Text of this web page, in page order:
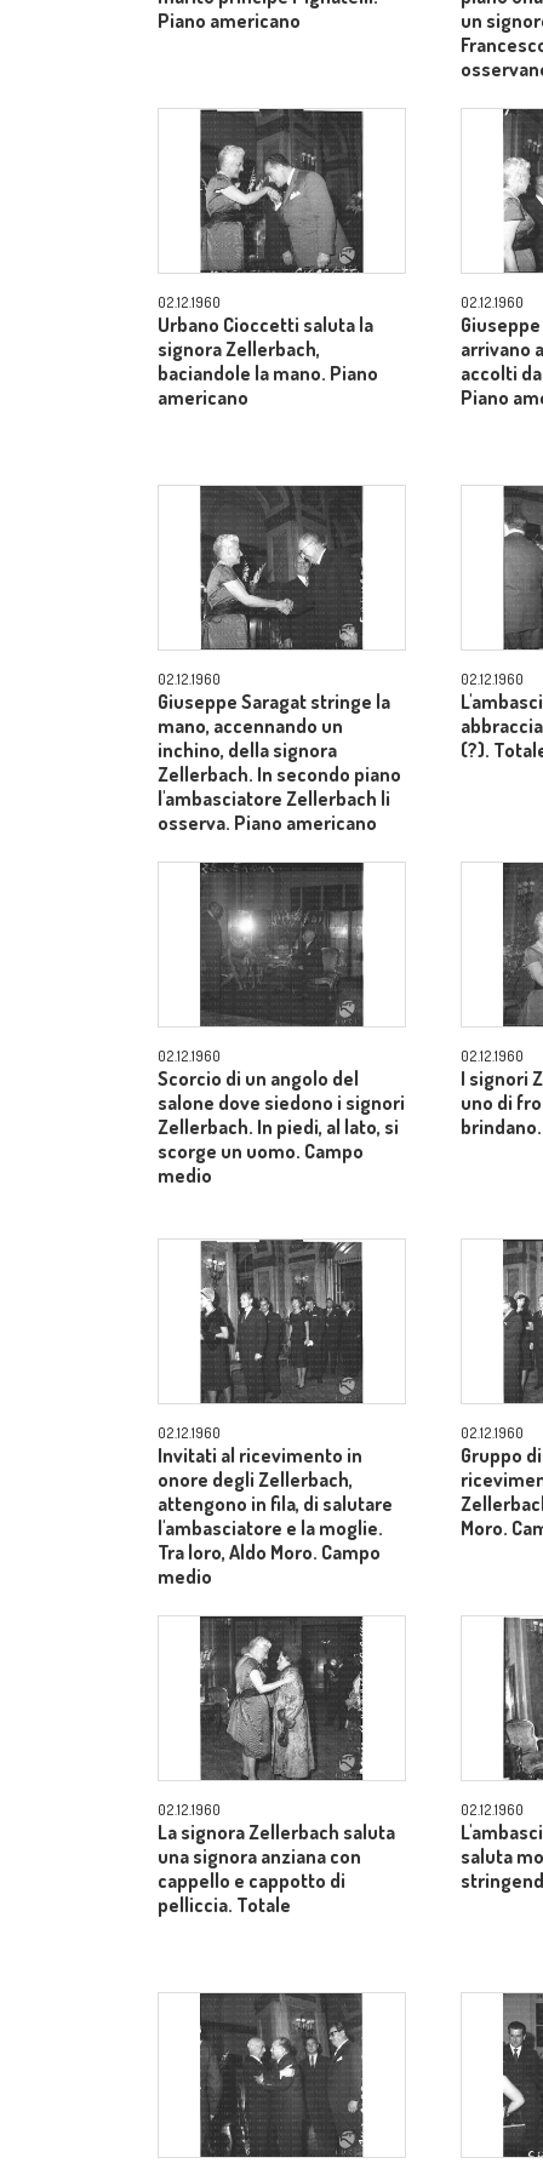
Piano americano
un
02.12.1960
Urbano Cioccetti saluta la
signora Zellerbach,
baciandole la mano. Piano
americano
02.12.1960
arrivano
accolti
Piano
02.12.1960
Giuseppe Saragat stringe la
mano, accennando un
inchino, della signora
Zellerbach. In secondo piano
l'ambasciatore Zellerbach li
osserva. Piano americano
02.12.1960
(?).
02.12.1960
Scorcio di un angolo del
salone dove siedono i signori
Zellerbach. In piedi, al lato, si
scorge un uomo. Campo
medio
02.12.1960
I signori
uno di
02.12.1960
Invitati al ricevimento in
onore degli Zellerbach,
attengono in fila, di salutare
l'ambasciatore e la moglie.
Tra loro, Aldo Moro. Campo
medio
02.12.1960
Gruppo
Moro.
02.12.1960
La signora Zellerbach saluta
una signora anziana con
cappello e cappotto di
pelliccia. Totale
02.12.1960
saluta